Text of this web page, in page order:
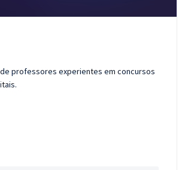
professores experientes em concursos